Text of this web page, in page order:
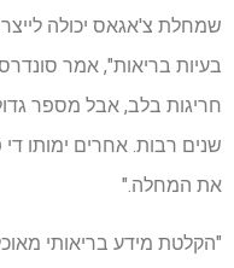
שמחלת צ'אגאס יכולה
בעיות בריאות", אמר
חריגות בלב, אבל מספר
שנים רבות. אחרים ימותו
את המחלה."
"הקלטת מידע בריאותי